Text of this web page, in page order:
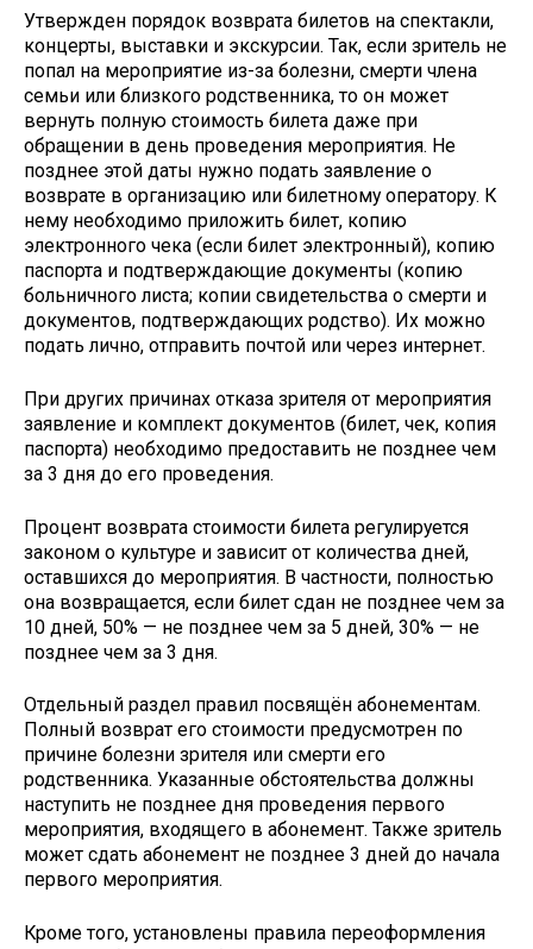
Утвержден порядок возврата билетов на спектакли,
концерты, выставки и экскурсии. Так, если зритель не
попал на мероприятие из-за болезни, смерти члена
семьи или близкого родственника, то он может
вернуть полную стоимость билета даже при
обращении в день проведения мероприятия. Не
позднее этой даты нужно подать заявление о
возврате в организацию или билетному оператору. К
нему необходимо приложить билет, копию
электронного чека (если билет электронный), копию
паспорта и подтверждающие документы (копию
больничного листа; копии свидетельства о смерти и
документов, подтверждающих родство). Их можно
подать лично, отправить почтой или через интернет.
При других причинах отказа зрителя от мероприятия
заявление и комплект документов (билет, чек, копия
паспорта) необходимо предоставить не позднее чем
за 3 дня до его проведения.
Процент возврата стоимости билета регулируется
законом о культуре и зависит от количества дней,
оставшихся до мероприятия. В частности, полностью
она возвращается, если билет сдан не позднее чем за
10 дней, 50% — не позднее чем за 5 дней, 30% — не
позднее чем за 3 дня.
Отдельный раздел правил посвящён абонементам.
Полный возврат его стоимости предусмотрен по
причине болезни зрителя или смерти его
родственника. Указанные обстоятельства должны
наступить не позднее дня проведения первого
мероприятия, входящего в абонемент. Также зритель
может сдать абонемент не позднее 3 дней до начала
первого мероприятия.
Кроме того, установлены правила переоформления